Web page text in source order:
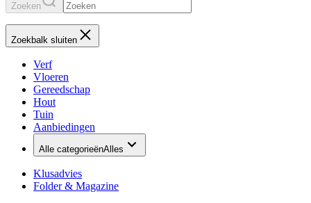
Zoeken
Zoekbalk sluiten
Verf
Vloeren
Gereedschap
Hout
Tuin
Aanbiedingen
Alle categorieënAlles
Klusadvies
Folder & Magazine